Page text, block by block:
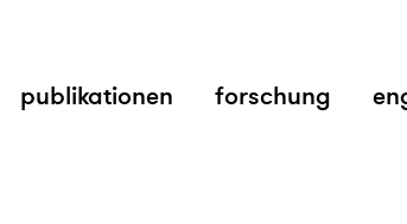
publikationen forschung